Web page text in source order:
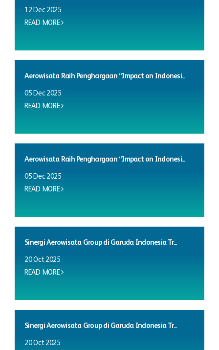
12 Dec 2025
READ MORE
Aerowisata Raih Penghargaan “Impact on Indonesi...
05 Dec 2025
READ MORE
Aerowisata Raih Penghargaan “Impact on Indonesi...
05 Dec 2025
READ MORE
Sinergi Aerowisata Group di Garuda Indonesia Tr...
20 Oct 2025
READ MORE
Sinergi Aerowisata Group di Garuda Indonesia Tr...
20 Oct 2025